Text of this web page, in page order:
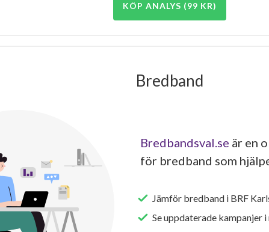
KÖP ANALYS (99 KR)
Bredband
Bredbandsval.se är en
för bredband som
Jämför bredband i BRF
Se uppdaterade kampanjer